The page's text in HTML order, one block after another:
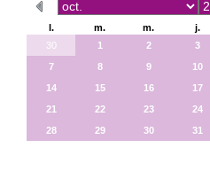
l. m. m. j.
30
1 2 3
7
8 9 10
14
15 16 17
21
22 23 24
28
29 30 31